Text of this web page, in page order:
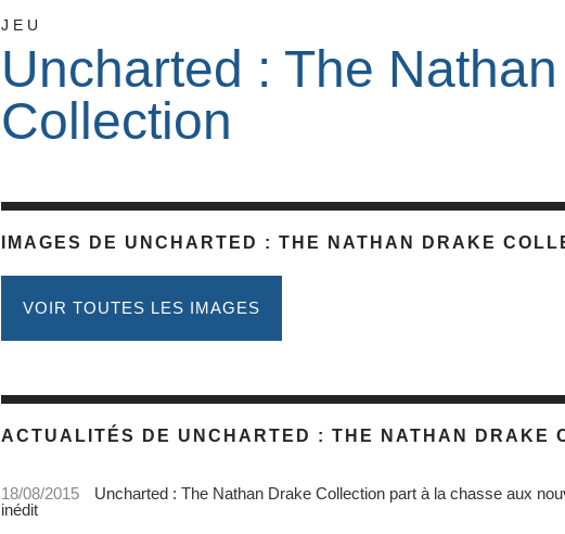
JEU
Uncharted : The
Collection
IMAGES DE UNCHARTED : THE NATHAN DRAKE
VOIR TOUTES LES IMAGES
ACTUALITÉS DE UNCHARTED : THE NATHAN DRAKE
18/08/2015
Uncharted : The Nathan Drake Collection part à la chasse aux
inédit